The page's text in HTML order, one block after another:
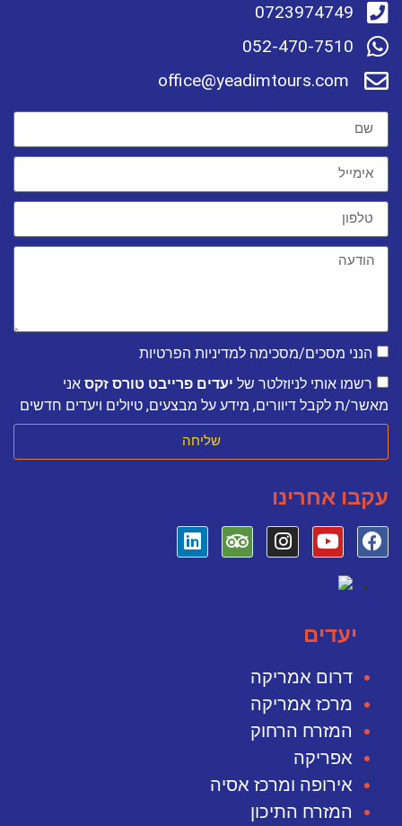
0723974749
052-470-7510
הנני מסכים/מסכימה למדיניות הפרטיות
רשמו אותי לניוזלטר של יעדים פרייבט טורס זקס אני
מאשר/ת לקבל דיוורים, מידע על מבצעים, טיולים ויעדים חדשים
שליחה
עקבו אחרינו
יעדים
דרום אמריקה
מרכז אמריקה
המזרח הרחוק
אפריקה
אירופה ומרכז אסיה
המזרח התיכון